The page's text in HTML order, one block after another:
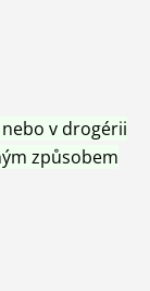
v drogérii
způsobem